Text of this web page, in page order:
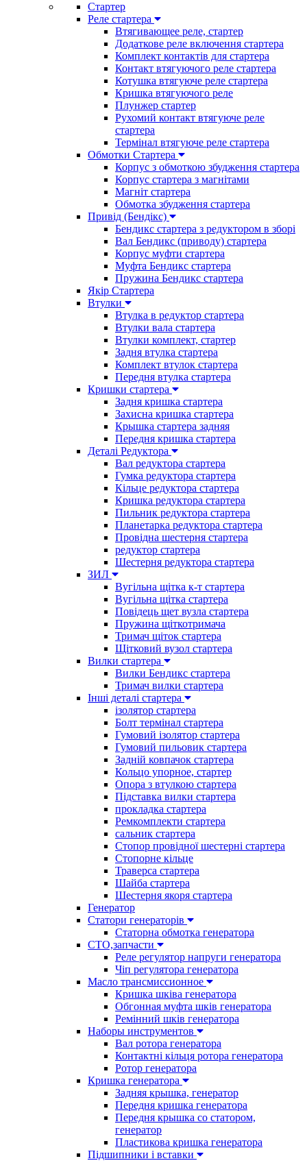
Стартер
Реле стартера
Втягивающее реле, стартер
Додаткове реле включення стартера
Комплект контактів для стартера
Контакт втягуючого реле стартера
Котушка втягуюче реле стартера
Кришка втягуючого реле
Плунжер стартер
Рухомий контакт втягуюче реле
стартера
Термінал втягуюче реле стартера
Обмотки Стартера
Корпус з обмоткою збудження стартера
Корпус стартера з магнітами
Магніт стартера
Обмотка збудження стартера
Привід (Бендікс)
Бендикс стартера з редуктором в зборі
Вал Бендикс (приводу) стартера
Корпус муфти стартера
Муфта Бендикс стартера
Пружина Бендикс стартера
Якір Стартера
Втулки
Втулка в редуктор стартера
Втулки вала стартера
Втулки комплект, стартер
Задня втулка стартера
Комплект втулок стартера
Передня втулка стартера
Кришки стартера
Задня кришка стартера
Захисна кришка стартера
Крышка стартера задняя
Передня кришка стартера
Деталі Редуктора
Вал редуктора стартера
Гумка редуктора стартера
Кільце редуктора стартера
Кришка редуктора стартера
Пильник редуктора стартера
Планетарка редуктора стартера
Провідна шестерня стартера
редуктор стартера
Шестерня редуктора стартера
ЗИЛ
Вугільна щітка к-т стартера
Вугільна щітка стартера
Повідець щет вузла стартера
Пружина щіткотримача
Тримач щіток стартера
Щітковий вузол стартера
Вилки стартера
Вилки Бендикс стартера
Тримач вилки стартера
Інші деталі стартера
ізолятор стартера
Болт термінал стартера
Гумовий ізолятор стартера
Гумовий пильовик стартера
Задній ковпачок стартера
Кольцо упорное, стартер
Опора з втулкою стартера
Підставка вилки стартера
прокладка стартера
Ремкомплекти стартера
сальник стартера
Стопор провідної шестерні стартера
Стопорне кільце
Траверса стартера
Шайба стартера
Шестерня якоря стартера
Генератор
Cтатори генераторів
Статорна обмотка генератора
СТО,запчасти
Реле регулятор напруги генератора
Чіп регулятора генератора
Масло трансмиссионное
Кришка шківа генератора
Обгонная муфта шків генератора
Ремінний шків генератора
Наборы инструментов
Вал ротора генератора
Контактні кільця ротора генератора
Ротор генератора
Кришка генератора
Задняя крышка, генератор
Передня кришка генератора
Передня крышка со статором,
генератор
Пластикова кришка генератора
Підшипники і вставки